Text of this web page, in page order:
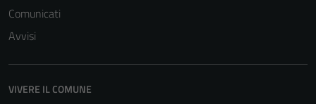
Comunicati
Avvisi
VIVERE IL COMUNE